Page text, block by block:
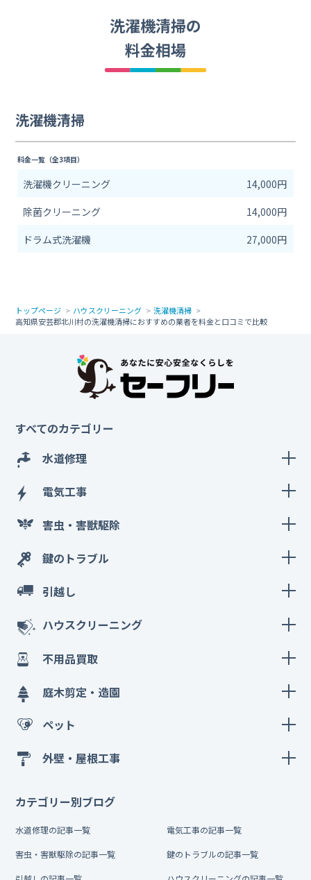
洗濯機清掃の
料金相場
洗濯機清掃
料金一覧（全3項目）
洗濯機クリーニング
14,000円
除菌クリーニング
14,000円
ドラム式洗濯機
27,000円
トップページ ハウスクリーニング
洗濯機清掃
高知県安芸郡北川村の洗濯機清掃におすすめの業者を料金と口コミで比較
すべてのカテゴリー
水道修理
電気工事
害虫・害獣駆除
鍵のトラブル
引越し
ハウスクリーニング
不用品買取
庭木剪定・造園
ペット
外壁・屋根工事
カテゴリー別ブログ
水道修理の記事一覧 電気工事の記事一覧
害虫・害獣駆除の記事一覧 鍵のトラブルの記事一覧